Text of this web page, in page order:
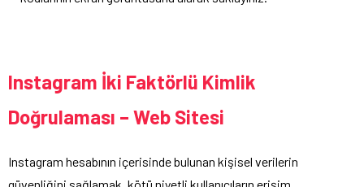
Instagram İki Faktörlü Kimlik
Doğrulaması – Web Sitesi
Instagram hesabının içerisinde bulunan kişisel verilerin